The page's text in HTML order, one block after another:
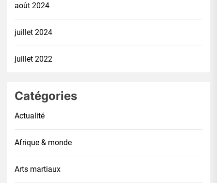
août 2024
juillet 2024
juillet 2022
Catégories
Actualité
Afrique & monde
Arts martiaux